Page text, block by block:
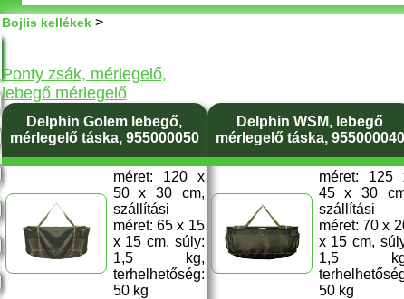
Bojlis kellékek>
Ponty zsák, mérlegelő,
lebegő mérlegelő
Delphin Golem lebegő,
mérlegelő táska, 955000050
méret: 120 x
50 x 30 cm,
szállítási
méret: 65 x 15
x 15 cm, súly:
1,5 kg,
terhelhetőség:
50 kg
Delphin WSM, lebegő
mérlegelő táska, 955000040
méret: 125
45 x 30
szállítási
méret: 70 x
x 15 cm,
1,5
50 kg